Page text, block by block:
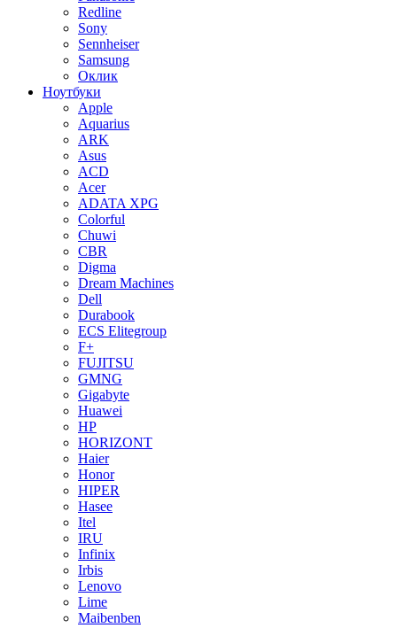
Redline
Sony
Sennheiser
Samsung
Оклик
Ноутбуки
Apple
Aquarius
ARK
Asus
ACD
Acer
ADATA XPG
Colorful
Chuwi
CBR
Digma
Dream Machines
Dell
Durabook
ECS Elitegroup
F+
FUJITSU
GMNG
Gigabyte
Huawei
HP
HORIZONT
Haier
Honor
HIPER
Hasee
Itel
IRU
Infinix
Irbis
Lenovo
Lime
Maibenben